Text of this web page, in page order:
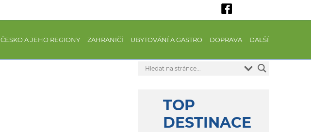
ČESKO A JEHO REGIONY ZAHRANIČÍ UBYTOVÁNÍ A GASTRO DOPRAVA DALŠÍ
TOP
DESTINACE